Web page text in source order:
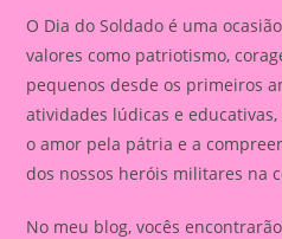
O Dia do Soldado é uma
valores como patriotismo,
pequenos desde os primeiros
atividades lúdicas e
o amor pela pátria e a
dos nossos heróis militares na
No meu blog, vocês